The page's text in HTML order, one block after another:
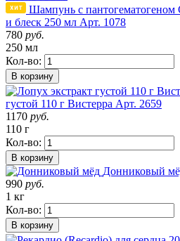
Шампунь с пантогематогеном
и блеск 250 мл Арт. 1078
780 руб.
250 мл
Кол-во:
В корзину
густой 110 г Вистерра Арт. 2659
1170 руб.
110 г
Кол-во:
В корзину
Донниковый
990 руб.
1 кг
Кол-во:
В корзину